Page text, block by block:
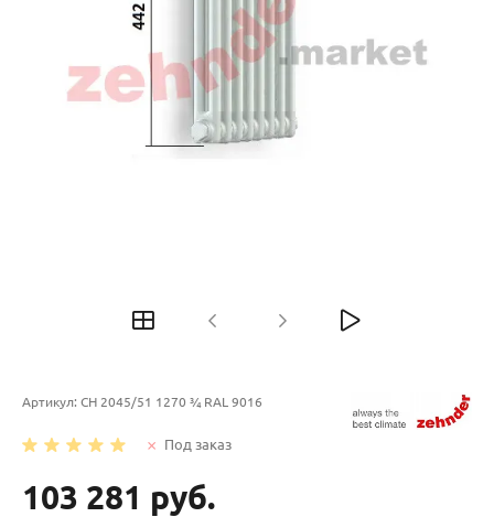
Артикул: CH 2045/51 1270 ¾ RAL 9016
Под заказ
103 281 руб.